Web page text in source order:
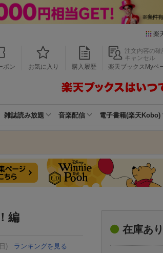
楽
ポン お気に入り 購入履歴
注文内容の確
キャンセル
楽天ブックスMyペ
雑誌読み放題 音楽配信 電子書籍(楽天Kobo)
編
)
ランキングを見る
在庫あり